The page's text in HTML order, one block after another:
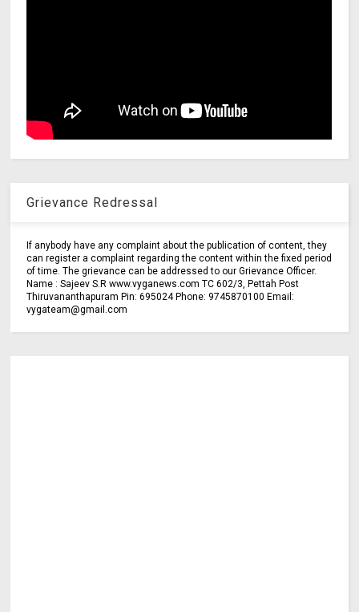
Grievance Redressal
If anybody have any complaint about the publication of content, they
can register a complaint regarding the content within the fixed period
of time. The grievance can be addressed to our Grievance Officer.
Name : Sajeev S.R www.vyganews.com TC 602/3, Pettah Post
Thiruvananthapuram Pin: 695024 Phone: 9745870100 Email:
vygateam@gmail.com